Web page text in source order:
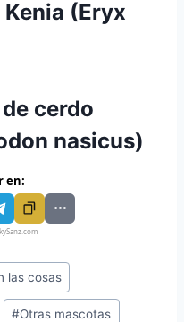
Kenia (Eryx
cerdo
nasicus)
en:
las cosas
#Otras mascotas